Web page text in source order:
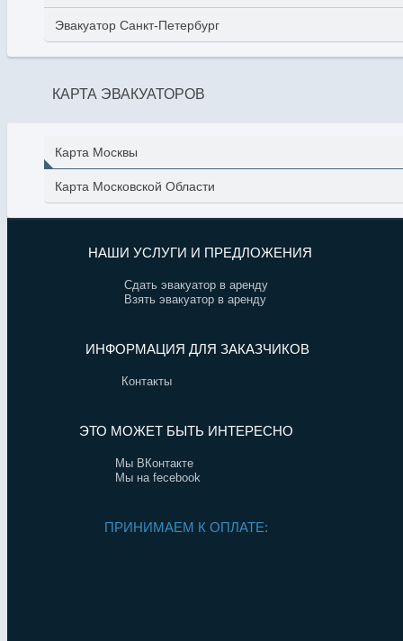
Эвакуатор Санкт-Петербург
КАРТА ЭВАКУАТОРОВ
Карта Москвы
Карта Московской Области
НАШИ УСЛУГИ И ПРЕДЛОЖЕНИЯ
Сдать эвакуатор в аренду
Взять эвакуатор в аренду
ИНФОРМАЦИЯ ДЛЯ ЗАКАЗЧИКОВ
Контакты
ЭТО МОЖЕТ БЫТЬ ИНТЕРЕСНО
Мы ВКонтакте
Мы на fecebook
ПРИНИМАЕМ К ОПЛАТЕ: